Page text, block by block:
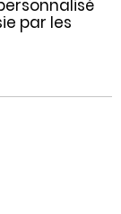
par les